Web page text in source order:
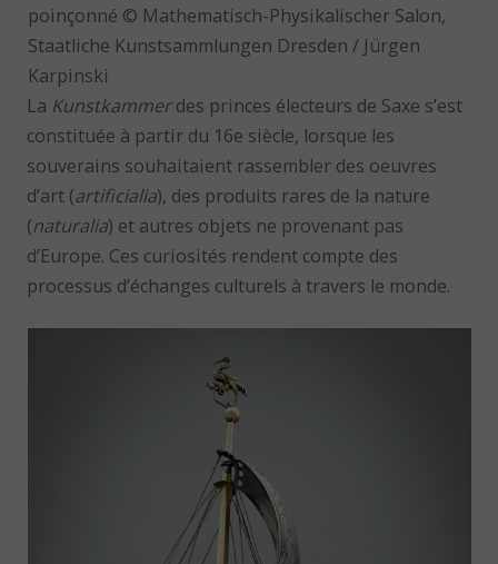
poinçonné © Mathematisch-Physikalischer Salon,
Staatliche Kunstsammlungen Dresden / Jürgen
Karpinski
La Kunstkammerdes princes électeurs de Saxe s’est
constituée à partir du 16e siècle, lorsque les
souverains souhaitaient rassembler des oeuvres
d’art (artificialia), des produits rares de la nature
(naturalia) et autres objets ne provenant pas
d’Europe. Ces curiosités rendent compte des
processus d’échanges culturels à travers le monde.